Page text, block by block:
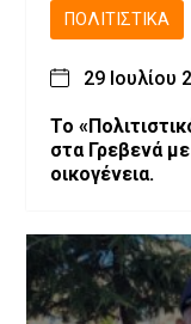
ΠΟΛΙΤΙΣΤΙΚΆ
29 Ιουλίου
Το
στα Γρεβενά με
οικογένεια.